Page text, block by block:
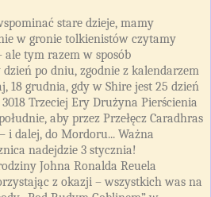
stare dzieje, mamy
w gronie tolkienistów czytamy
ale tym razem w sposób
po dniu, zgodnie z kalendarzem
18 grudnia, gdy w Shire jest 25 dzień
Trzeciej Ery Drużyna Pierścienia
aby przez Przełęcz Caradhras
i dalej, do Mordoru... Ważna
nadejdzie 3 stycznia!
Johna Ronalda Reuela
z okazji – wszystkich was na